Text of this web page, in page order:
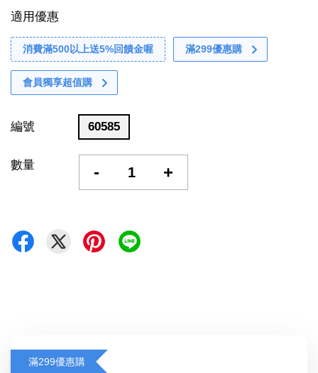
適用優惠
消費滿500以上送5%回饋金喔 滿299優惠購
會員獨享超值購
編號 60585
數量 - +
滿299優惠購